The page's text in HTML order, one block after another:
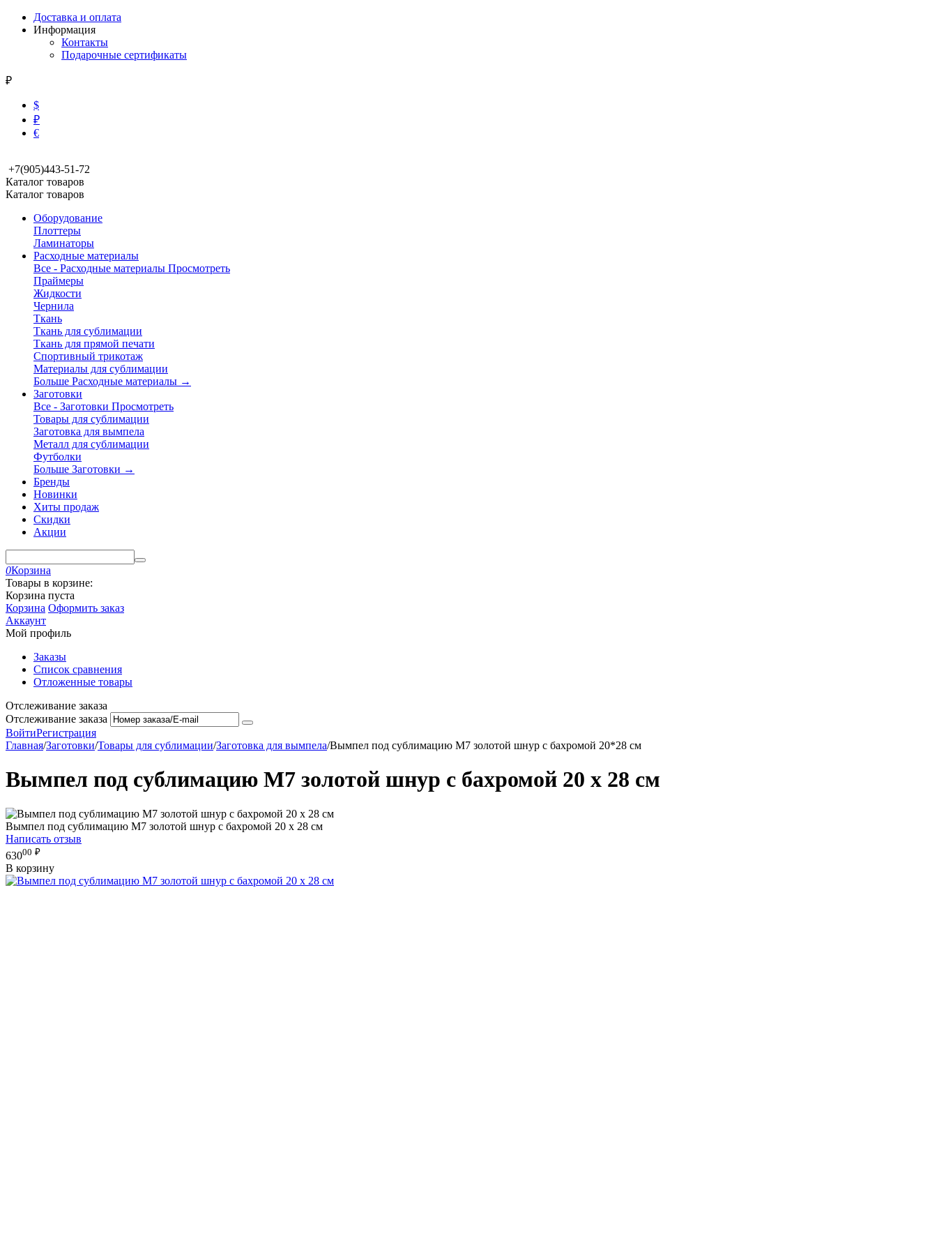
Доставка и оплата
Информация
Контакты
Подарочные сертификаты
₽
$
₽
€
+7(905)443-51-72
Каталог товаров
Каталог товаров
Оборудование
Плоттеры
Ламинаторы
Расходные материалы
Все - Расходные материалы Просмотреть
Праймеры
Жидкости
Чернила
Ткань
Ткань для сублимации
Ткань для прямой печати
Спортивный трикотаж
Материалы для сублимации
Больше Расходные материалы →
Заготовки
Все - Заготовки Просмотреть
Товары для сублимации
Заготовка для вымпела
Металл для сублимации
Футболки
Больше Заготовки →
Бренды
Новинки
Хиты продаж
Скидки
Акции
0Корзина
Товары в корзине:
Корзина пуста
Корзина Оформить заказ
Аккаунт
Мой профиль
Заказы
Список сравнения
Отложенные товары
Отслеживание заказа
Отслеживание заказа
ВойтиРегистрация
Главная/Заготовки/Товары для сублимации/Заготовка для вымпела/Вымпел под сублимацию М7 золотой шнур с бахромой 20*28 см
Вымпел под сублимацию М7 золотой шнур с бахромой 20 х 28 см
Вымпел под сублимацию М7 золотой шнур с бахромой 20 х 28 см
Написать отзыв
63000 ₽
В корзину